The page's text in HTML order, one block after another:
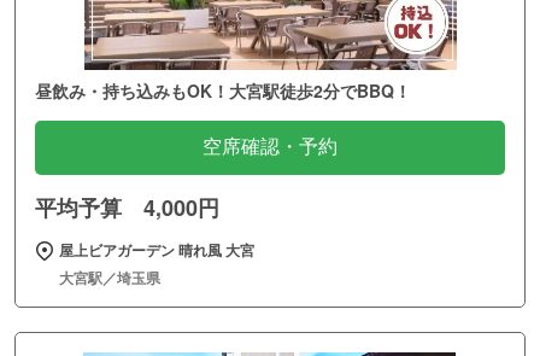
昼飲み・持ち込みもOK！大宮駅徒歩2分でBBQ！
空席確認・予約
平均予算 4,000円
屋上ビアガーデン 晴れ風 大宮
大宮駅／埼玉県